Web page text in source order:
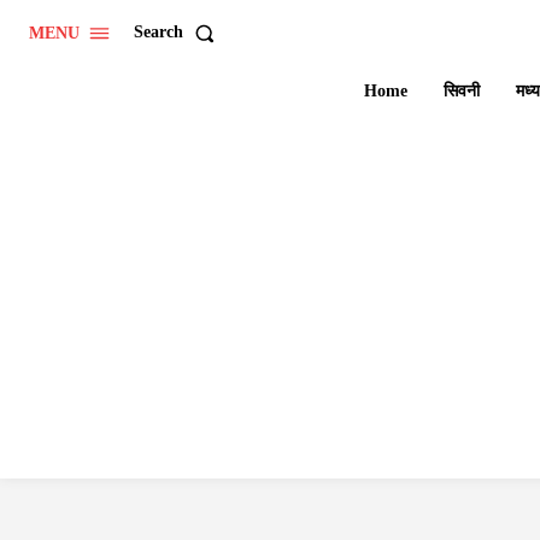
MENU Search
Home सिवनी